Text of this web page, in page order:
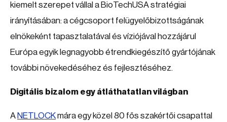
kiemelt szerepet vállal a BioTechUSA stratégiai
irányításában: a cégcsoport felügyelőbizottságának
elnökeként tapasztalatával és víziójával hozzájárul
Európa egyik legnagyobb étrendkiegészítő gyártójának
további növekedéséhez és fejlesztéséhez.
Digitális bizalom egy átláthatatlan világban
A NETLOCKmára egy közel 80 fős szakértői csapattal